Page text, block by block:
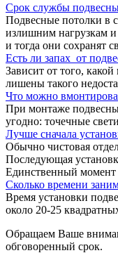
Срок службы
Подвесные потолки в
излишним нагрузкам и
и тогда они сохранят
Есть ли запах от
Зависит от того,
лишены такого
Что можно
При монтаже
угодно: точечные
Лучше сначала
Обычно чистовая
Последующая
Единственный момент
Сколько времени
Время установки
около 20-25
Обращаем Ваше
обговоренный срок.